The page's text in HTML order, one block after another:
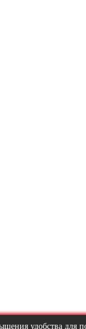
удобства